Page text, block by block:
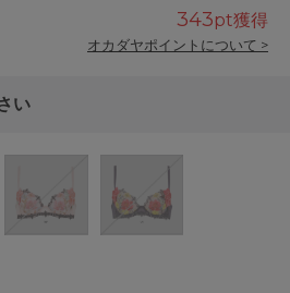
343pt獲得
オカダヤポイントについて >
い